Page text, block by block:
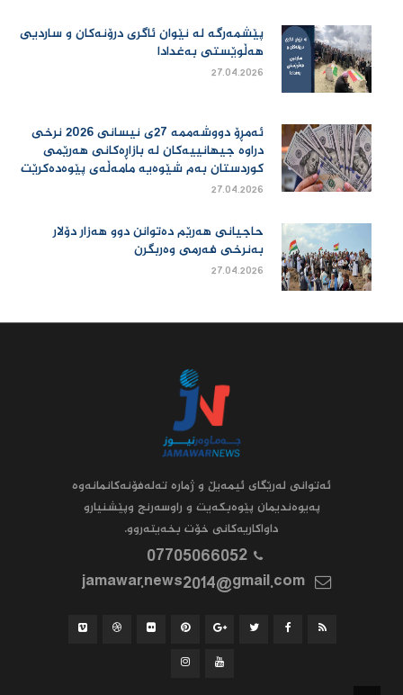
پێشمەرگە لە نێوان ئاگری درۆنەکان و ساردیی
هەڵوێستی بەغدادا
27.04.2026
ئەمڕۆ دووشەممە 27ی نیسانی 2026 نرخی
دراوە جیهانییەكان لە بازاڕەكانی هەرێمی
كوردستان بەم شێوەیە مامەڵەی پێوەدەكرێت
27.04.2026
حاجیانی هەرێم دەتوانن دوو هەزار دۆلار
بەنرخی فەرمی وەربگرن
27.04.2026
ئه‌توانى له‌رێگاى ئیمه‌یڵ و ژماره‌ ته‌له‌فۆنه‌کانمانه‌وه‌
په‌یوه‌ندیمان پێوه‌بکه‌یت و راوسه‌رنج وپێشنیارو
داواکاریه‌کانى خۆت بخه‌یته‌روو.
07705066052
jamawar.news2014@gmail.com